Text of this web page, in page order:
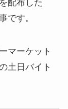
配布した
です。
マーケット
土日バイト